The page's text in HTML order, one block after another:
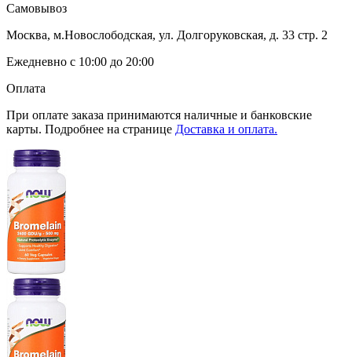
Самовывоз
Москва, м.Новослободская, ул. Долгоруковская, д. 33 стр. 2
Ежедневно с 10:00 до 20:00
Оплата
При оплате заказа принимаются наличные и банковские
карты. Подробнее на странице Доставка и оплата.